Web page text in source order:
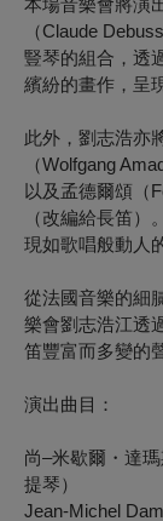
（Claude
豎琴的組合，透
繽紛的畫作，呈
此外，劉志浩亦
（Wolfgang
以及孟德爾頌（
（改編給長笛
現如歌唱般動人
從法國音樂的細
樂會劉志浩江透
笛豐富而多變的
演出曲目：
尚–米歇爾・達
提琴）
Jean-Michel